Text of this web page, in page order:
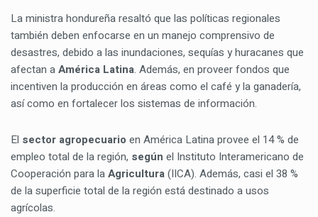
La ministra hondureña resaltó que las políticas regionales
también deben enfocarse en un manejo comprensivo de
desastres, debido a las inundaciones, sequías y huracanes que
afectan aAmérica Latina. Además, en proveer fondos que
incentiven la producción en áreas como el café y la ganadería,
así como en fortalecer los sistemas de información.
El sector agropecuario en América Latina provee el 14 % de
empleo total de la región, según el Instituto Interamericano de
Cooperación para laAgricultura(IICA). Además, casi el 38 %
de la superficie total de la región está destinado a usos
agrícolas.